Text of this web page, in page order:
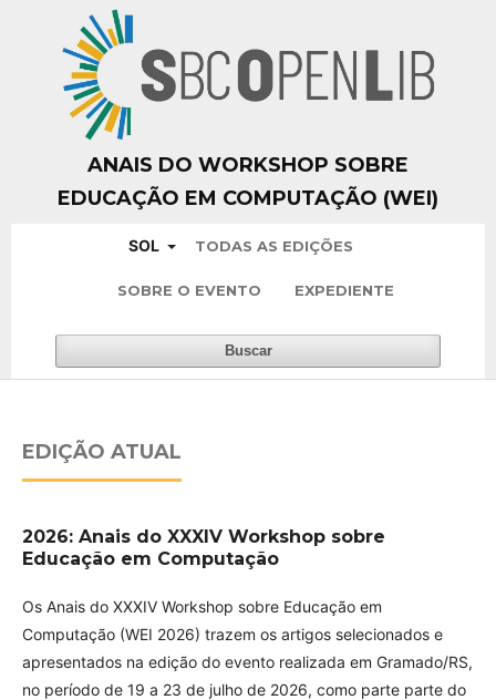
ANAIS DO WORKSHOP SOBRE
EDUCAÇÃO EM COMPUTAÇÃO (WEI)
SOL TODAS AS EDIÇÕES
SOBRE O EVENTO EXPEDIENTE
Buscar
EDIÇÃO ATUAL
2026: Anais do XXXIV Workshop sobre
Educação em Computação
Os Anais do XXXIV Workshop sobre Educação em
Computação (WEI 2026) trazem os artigos selecionados e
apresentados na edição do evento realizada em Gramado/RS,
no período de 19 a 23 de julho de 2026, como parte parte do